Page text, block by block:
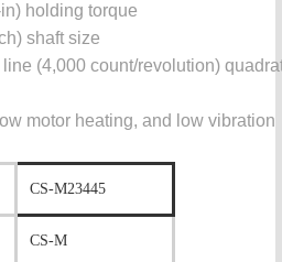
holding torque
shaft size
line (4,000 count/revolution)
motor heating, and low vibration
CS-M23445
CS-M